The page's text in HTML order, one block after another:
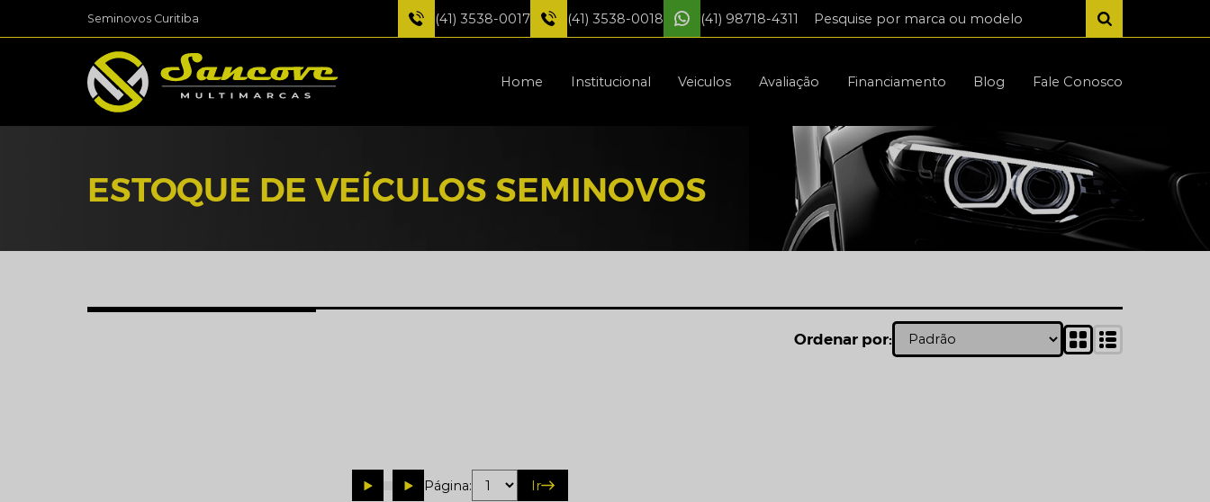
Seminovos Curitiba (41) 3538-0017 (41) 3538-0018 (41) 98718-4311
Home Institucional Veiculos Avaliação Financiamento Blog Fale Conosco
ESTOQUE DE VEÍCULOS SEMINOVOS
Ordenar por:
Página: Ir